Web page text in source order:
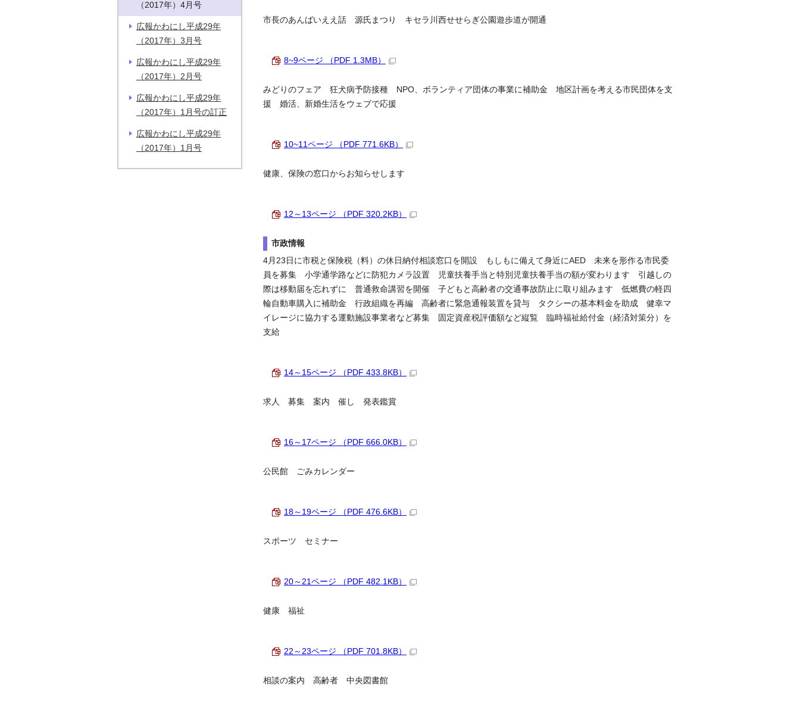
市長のあんばいええ話 源氏まつり キセラ川西せせらぎ公園遊歩道が開通
8~9ページ （PDF 1.3MB）
みどりのフェア 狂犬病予防接種 NPO、ボランティア団体の事業に補助金 地区計画を考える市民団体を支
援 婚活、新婚生活をウェブで応援
10~11ページ （PDF 771.6KB）
健康、保険の窓口からお知らせします
12～13ページ （PDF 320.2KB）
市政情報
4月23日に市税と保険税（料）の休日納付相談窓口を開設 もしもに備えて身近にAED 未来を形作る市民委
員を募集 小学通学路などに防犯カメラ設置 児童扶養手当と特別児童扶養手当の額が変わります 引越しの
際は移動届を忘れずに 普通救命講習を開催 子どもと高齢者の交通事故防止に取り組みます 低燃費の軽四
輪自動車購入に補助金 行政組織を再編 高齢者に緊急通報装置を貸与 タクシーの基本料金を助成 健幸マ
イレージに協力する運動施設事業者など募集 固定資産税評価額など縦覧 臨時福祉給付金（経済対策分）を
支給
14～15ページ （PDF 433.8KB）
求人 募集 案内 催し 発表鑑賞
16～17ページ （PDF 666.0KB）
公民館 ごみカレンダー
18～19ページ （PDF 476.6KB）
スポーツ セミナー
20～21ページ （PDF 482.1KB）
健康 福祉
22～23ページ （PDF 701.8KB）
相談の案内 高齢者 中央図書館
（2017年）4月号
広報かわにし平成29年
（2017年）3月号
広報かわにし平成29年
（2017年）2月号
広報かわにし平成29年
（2017年）1月号の訂正
広報かわにし平成29年
（2017年）1月号